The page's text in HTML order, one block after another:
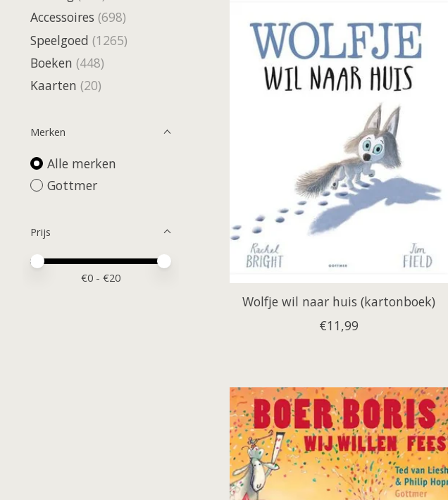
Accessoires (698)
Speelgoed (1265)
Boeken (448)
Kaarten (20)
Merken
Alle merken
Gottmer
Prijs
Minimale prijswaarde
Price maximum value
€0 - €20
Wolfje wil naar huis (kartonboek)
€11,99